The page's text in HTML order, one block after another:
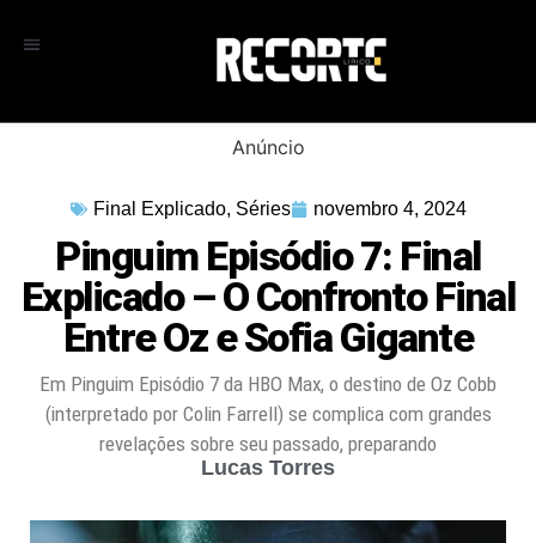
Anúncio
Final Explicado, Séries novembro 4, 2024
Pinguim Episódio 7: Final
Explicado – O Confronto Final
Entre Oz e Sofia Gigante
Em Pinguim Episódio 7 da HBO Max, o destino de Oz Cobb
(interpretado por Colin Farrell) se complica com grandes
revelações sobre seu passado, preparando
Lucas Torres